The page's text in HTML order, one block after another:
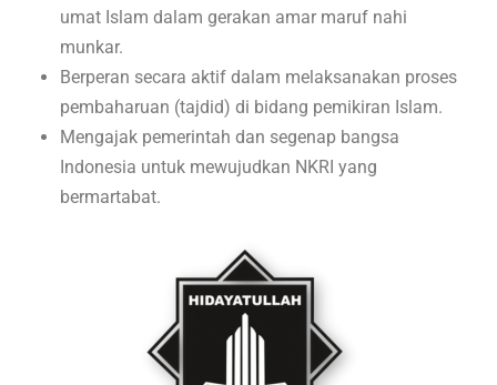
umat Islam dalam gerakan amar maruf nahi
munkar.
Berperan secara aktif dalam melaksanakan proses
pembaharuan (tajdid) di bidang pemikiran Islam.
Mengajak pemerintah dan segenap bangsa
Indonesia untuk mewujudkan NKRI yang
bermartabat.